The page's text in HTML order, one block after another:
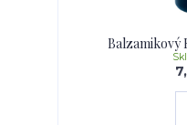
Balzamikový